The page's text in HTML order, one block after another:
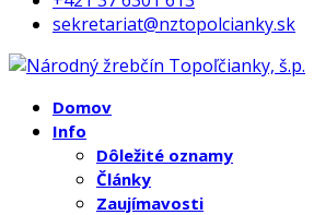
sekretariat@nztopolcianky.sk
Domov
Info
Dôležité oznamy
Články
Zaujímavosti